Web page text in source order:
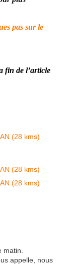
pas sur le
fin de l’article
matin.
appelle, nous